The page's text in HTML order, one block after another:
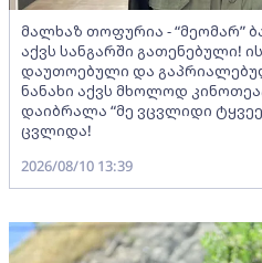
მალხაზ თოფურია - “მეომარ”
აქვს სანგარში გათენებული!
დაუთოებული და
ნანახი აქვს მხოლოდ
დაიბრალა “მე ვცვლიდი
ცვლიდა!
2026/08/10 13:39